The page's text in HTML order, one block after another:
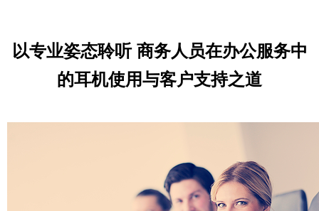
以专业姿态聆听 商务人员在办公服务中
的耳机使用与客户支持之道